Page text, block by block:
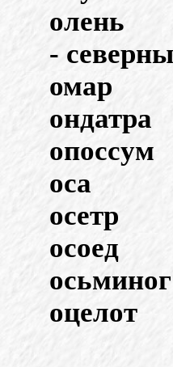
олень
-
омар
ондатра
опоссум
оса
осетр
осоед
осьминог
оцелот